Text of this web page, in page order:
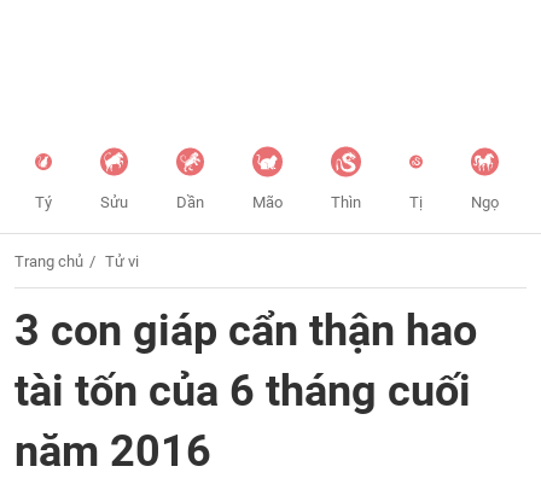
Tý Sửu Dần Mão Thìn Tị Ngọ
Trang chủ Tử vi
3 con giáp cẩn thận hao
tài tốn của 6 tháng cuối
năm 2016